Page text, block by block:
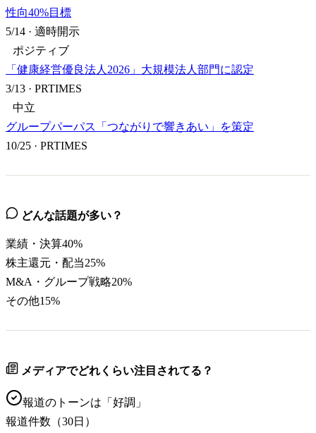
性向40%目標
5/14 · 適時開示
ポジティブ
「健康経営優良法人2026」大規模法人部門に認定
3/13 · PRTIMES
中立
グループパーパス「つながりで響きあい」を策定
10/25 · PRTIMES
どんな話題が多い？
業績・決算40%
株主還元・配当25%
M&A・グループ戦略20%
その他15%
メディアでどれくらい注目されてる？
報道のトーンは「 好調 」
報道件数（30日）